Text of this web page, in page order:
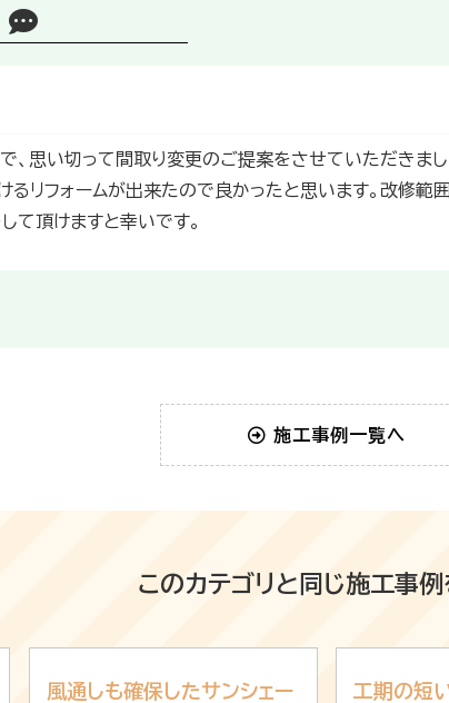
、思い切って間取り変更のご提案をさせていただきま
るリフォームが出来たので良かったと思います。改修範
て頂けますと幸いです。
施工事例一覧へ
このカテゴリと同じ施工事
風通しも確保したサンシェー 工期の短